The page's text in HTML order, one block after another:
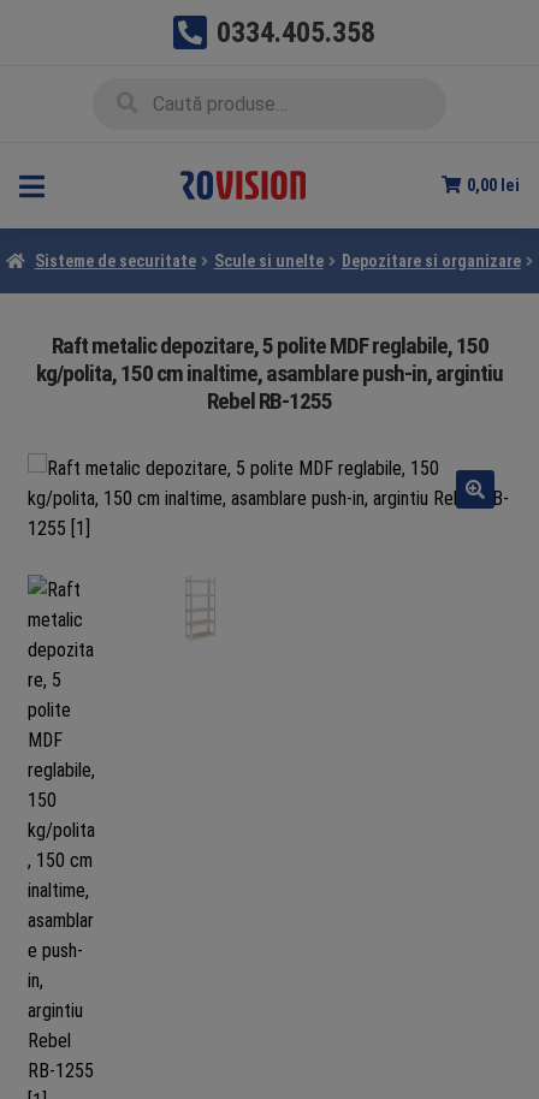
0334.405.358
0,00 lei
Sisteme de securitate Scule si unelte Depozitare si organizare
Raft metalic depozitare, 5 polite MDF reglabile, 150
kg/polita, 150 cm inaltime, asamblare push-in, argintiu
Rebel RB-1255